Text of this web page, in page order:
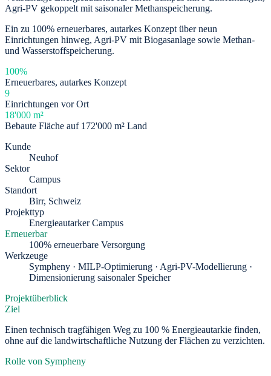
Agri-PV gekoppelt mit saisonaler Methanspeicherung.
Ein zu 100% erneuerbares, autarkes Konzept über neun
Einrichtungen hinweg, Agri-PV mit Biogasanlage sowie Methan-
und Wasserstoffspeicherung.
100%
Erneuerbares, autarkes Konzept
9
Einrichtungen vor Ort
18'000 m²
Bebaute Fläche auf 172'000 m² Land
Kunde
Neuhof
Sektor
Campus
Standort
Birr, Schweiz
Projekttyp
Energieautarker Campus
Erneuerbar
100% erneuerbare Versorgung
Werkzeuge
Sympheny · MILP-Optimierung · Agri-PV-Modellierung ·
Dimensionierung saisonaler Speicher
Projektüberblick
Ziel
Einen technisch tragfähigen Weg zu 100 % Energieautarkie finden,
ohne auf die landwirtschaftliche Nutzung der Flächen zu verzichten.
Rolle von Sympheny